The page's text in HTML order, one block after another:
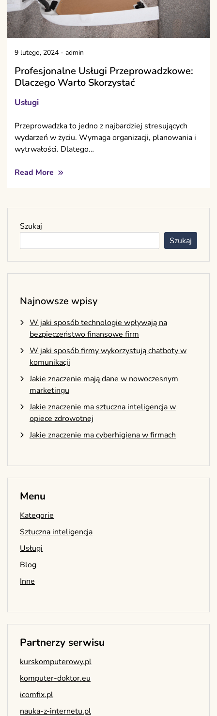
9 lutego, 2024 - admin
Profesjonalne Usługi Przeprowadzkowe:
Dlaczego Warto Skorzystać
Usługi
Przeprowadzka to jedno z najbardziej stresujących
wydarzeń w życiu. Wymaga organizacji, planowania i
wytrwałości. Dlatego…
Read More
Szukaj
Szukaj
Najnowsze wpisy
W jaki sposób technologie wpływają na
bezpieczeństwo finansowe firm
W jaki sposób firmy wykorzystują chatboty w
komunikacji
Jakie znaczenie mają dane w nowoczesnym
marketingu
Jakie znaczenie ma sztuczna inteligencja w
opiece zdrowotnej
Jakie znaczenie ma cyberhigiena w firmach
Menu
Kategorie
Sztuczna inteligencja
Usługi
Blog
Inne
Partnerzy serwisu
kurskomputerowy.pl
komputer-doktor.eu
icomfix.pl
nauka-z-internetu.pl